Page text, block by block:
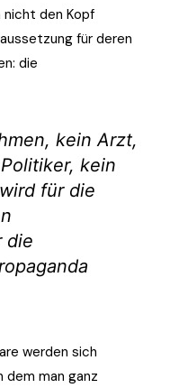
den Kopf
für deren
die
kein Arzt,
kein
wird für die
die
werden sich
dem man ganz